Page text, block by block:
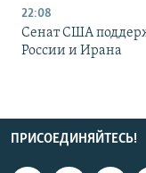
22:08
Сенат США
России и Ирана
ПРИСОЕДИНЯЙТЕСЬ!